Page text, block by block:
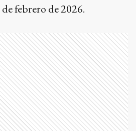
febrero de 2026.